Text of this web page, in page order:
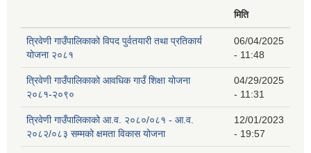
मिति
त्रिवेणी गाउँपालिकाको विपद पुर्वतयारी तथा प्रतिकार्य
योजना २०८१
06/04/2025
- 11:48
त्रिवेणी गाउँपालिकाको आवधिक गाउँ शिक्षा योजना
२०८१-२०९०
04/29/2025
- 11:31
त्रिवेणी गाउँपालिकाको आ.व. २०८०/०८१ - आ.व.
२०८२/०८३ सम्मको क्षमता विकास योजना
12/01/2023
- 19:57